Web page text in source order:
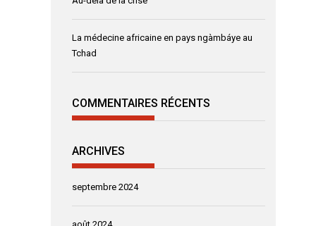
La médecine africaine en pays ngàmbáye au
Tchad
COMMENTAIRES RÉCENTS
ARCHIVES
septembre 2024